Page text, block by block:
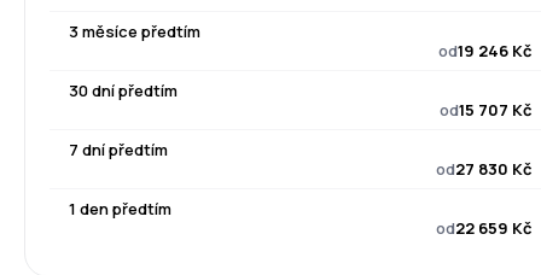
3 měsíce předtím
od19 246 Kč
30 dní předtím
od15 707 Kč
7 dní předtím
od27 830 Kč
1 den předtím
od22 659 Kč